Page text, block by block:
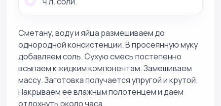
Сметану, воду и яйца размешиваем до
однородной консистенции. В просеянную муку
добавляем соль. Сухую смесь постепенно
всыпаем к жидким компонентам. Замешиваем
массу. Заготовка получается упругой и крутой.
Накрываем ее влажным полотенцем и даем
отдохнуть около часа.